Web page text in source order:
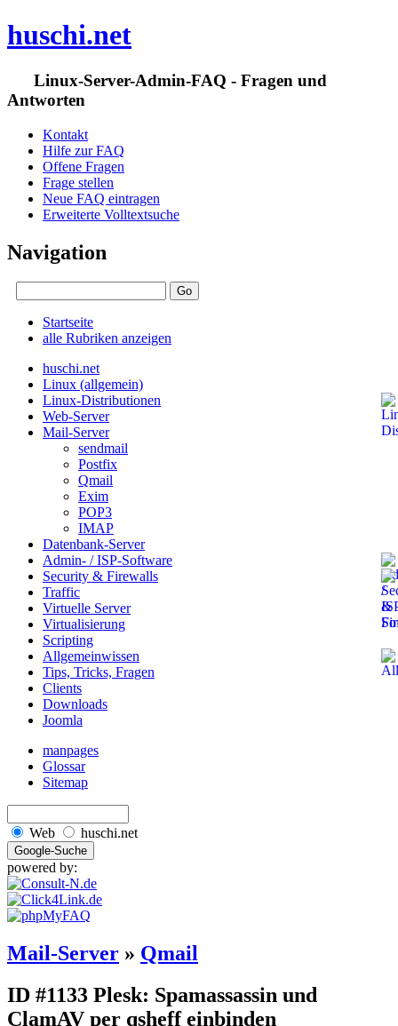
huschi.net
Linux-Server-Admin-FAQ - Fragen und
Antworten
Kontakt
Hilfe zur FAQ
Offene Fragen
Frage stellen
Neue FAQ eintragen
Erweiterte Volltextsuche
Navigation
Startseite
alle Rubriken anzeigen
huschi.net
Linux (allgemein)
Linux-Distributionen
Web-Server
Mail-Server
sendmail
Postfix
Qmail
Exim
POP3
IMAP
Datenbank-Server
Admin- / ISP-Software
Security & Firewalls
Traffic
Virtuelle Server
Virtualisierung
Scripting
Allgemeinwissen
Tips, Tricks, Fragen
Clients
Downloads
Joomla
manpages
Glossar
Sitemap
Web huschi.net
powered by:
Mail-Server » Qmail
ID #1133 Plesk: Spamassassin und
ClamAV per qsheff einbinden